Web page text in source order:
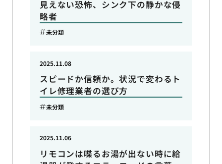
見えない恐怖、シンク下の静かな侵
略者
未分類
スピードか信頼か。状況で変わるト
イレ修理業者の選び方
2025.11.08
未分類
リモコンは喋るお湯が出ない時に給
2025.11.06